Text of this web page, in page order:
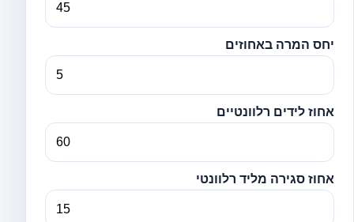
יחס המרה באחוזים
אחוז לידים רלוונטיים
אחוז סגירה מליד רלוונטי